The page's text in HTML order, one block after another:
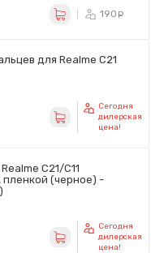
190
для Realme C21
Сегодня
дилерская
цена!
C21/C11
пленкой (черное) -
Сегодня
дилерская
цена!